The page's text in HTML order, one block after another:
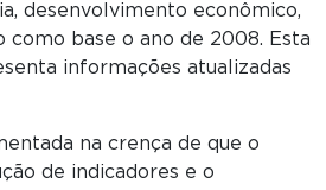
desenvolvimento econômico,
como base o ano de 2008. Esta
informações atualizadas
na crença de que o
de indicadores e o